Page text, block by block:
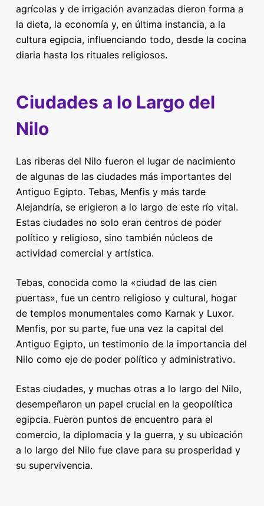
agrícolas y de irrigación avanzadas dieron forma a
la dieta, la economía y, en última instancia, a la
cultura egipcia, influenciando todo, desde la cocina
diaria hasta los rituales religiosos.
Ciudades a lo Largo del
Nilo
Las riberas del Nilo fueron el lugar de nacimiento
de algunas de las ciudades más importantes del
Antiguo Egipto. Tebas, Menfis y más tarde
Alejandría, se erigieron a lo largo de este río vital.
Estas ciudades no solo eran centros de poder
político y religioso, sino también núcleos de
actividad comercial y artística.
Tebas, conocida como la «ciudad de las cien
puertas», fue un centro religioso y cultural, hogar
de templos monumentales como Karnak y Luxor.
Menfis, por su parte, fue una vez la capital del
Antiguo Egipto, un testimonio de la importancia del
Nilo como eje de poder político y administrativo.
Estas ciudades, y muchas otras a lo largo del Nilo,
desempeñaron un papel crucial en la geopolítica
egipcia. Fueron puntos de encuentro para el
comercio, la diplomacia y la guerra, y su ubicación
a lo largo del Nilo fue clave para su prosperidad y
su supervivencia.